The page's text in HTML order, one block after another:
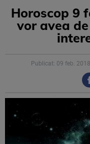
Horoscop 9
vor avea
Publicat: 09 feb.